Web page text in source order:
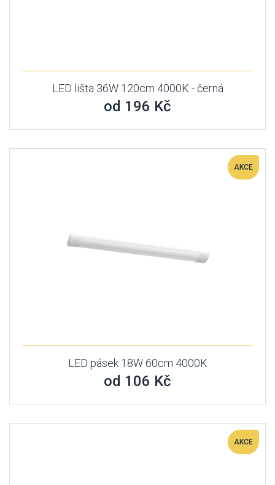
LED lišta 36W 120cm 4000K - černá
od 196 Kč
AKCE
LED pásek 18W 60cm 4000K
od 106 Kč
AKCE